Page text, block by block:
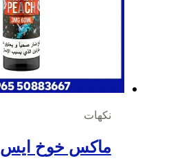
نكهات
ماكس خوخ ايس